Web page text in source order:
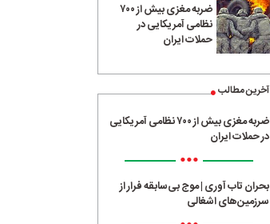
ضربه مغزی بیش از ۷۰۰
نظامی آمریکایی در
حملات ایران
آخرین مطالب
ضربه مغزی بیش از ۷۰۰ نظامی آمریکایی
در حملات ایران
•••
بحران تاب آوری | موج بی‌سابقه فرار از
سرزمین‌های اشغالی